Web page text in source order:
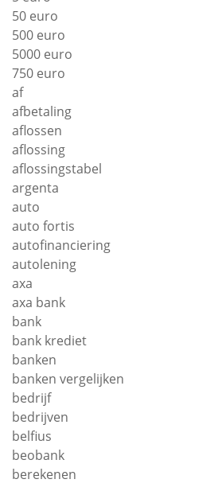
50 euro
500 euro
5000 euro
750 euro
af
afbetaling
aflossen
aflossing
aflossingstabel
argenta
auto
auto fortis
autofinanciering
autolening
axa
axa bank
bank
bank krediet
banken
banken vergelijken
bedrijf
bedrijven
belfius
beobank
berekenen